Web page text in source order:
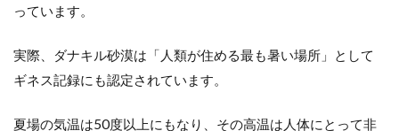
っています。
実際、ダナキル砂漠は「人類が住める最も暑い場所」として
ギネス記録にも認定されています。
夏場の気温は50度以上にもなり、その高温は人体にとって非